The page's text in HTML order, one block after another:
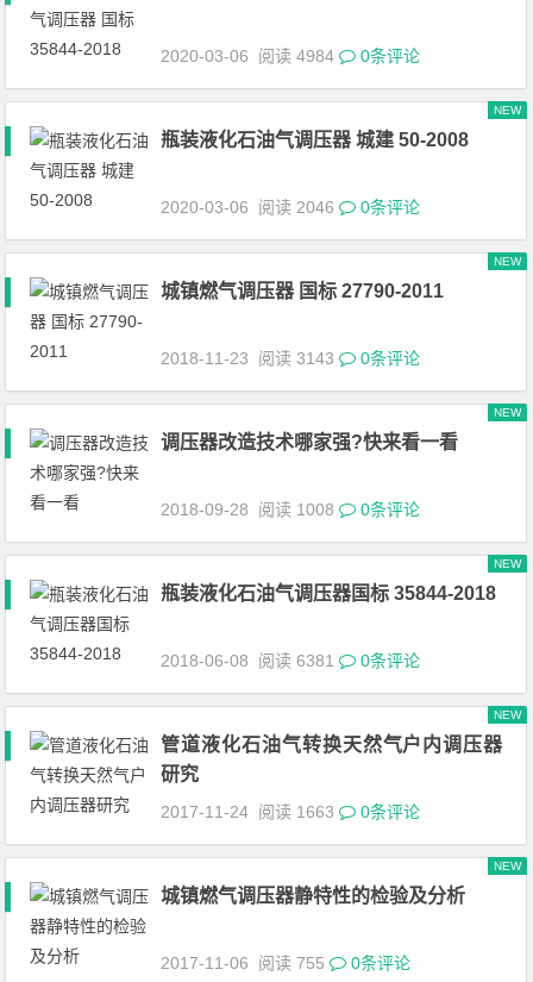
2020-03-06 阅读 4984 0条评论
瓶装液化石油气调压器 城建 50-2008
NEW
2020-03-06 阅读 2046 0条评论
城镇燃气调压器 国标 27790-2011
NEW
2018-11-23 阅读 3143 0条评论
调压器改造技术哪家强?快来看一看
NEW
2018-09-28 阅读 1008 0条评论
瓶装液化石油气调压器国标 35844-2018
NEW
2018-06-08 阅读 6381 0条评论
管道液化石油气转换天然气户内调压器
研究
NEW
2017-11-24 阅读 1663 0条评论
城镇燃气调压器静特性的检验及分析
NEW
2017-11-06 阅读 755 0条评论